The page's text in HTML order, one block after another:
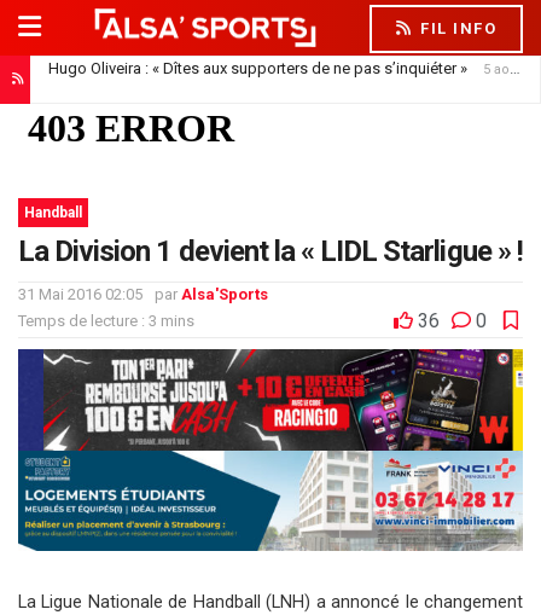
FIL INFO
Hugo Oliveira : « Dîtes aux supporters de ne pas s’inquiéter » 5 août 2026
Handball
La Division 1 devient la « LIDL Starligue » !
31 Mai 2016 02:05 par Alsa'Sports
Temps de lecture : 3 mins
36 0
La Ligue Nationale de Handball (LNH) a annoncé le changement